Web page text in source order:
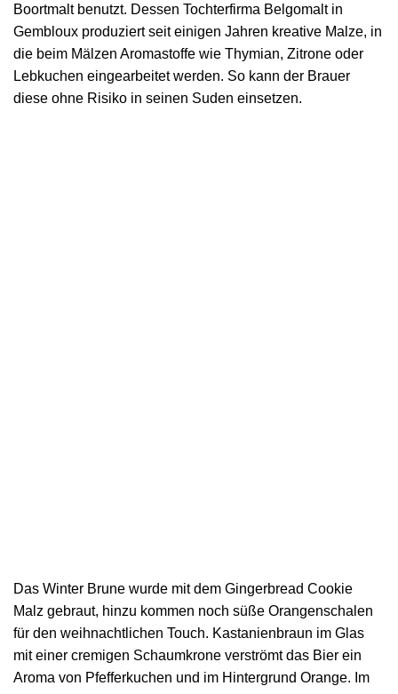
Boortmalt benutzt. Dessen Tochterfirma Belgomalt in
Gembloux produziert seit einigen Jahren kreative Malze, in
die beim Mälzen Aromastoffe wie Thymian, Zitrone oder
Lebkuchen eingearbeitet werden. So kann der Brauer
diese ohne Risiko in seinen Suden einsetzen.
Das Winter Brune wurde mit dem Gingerbread Cookie
Malz gebraut, hinzu kommen noch süße Orangenschalen
für den weihnachtlichen Touch. Kastanienbraun im Glas
mit einer cremigen Schaumkrone verströmt das Bier ein
Aroma von Pfefferkuchen und im Hintergrund Orange. Im